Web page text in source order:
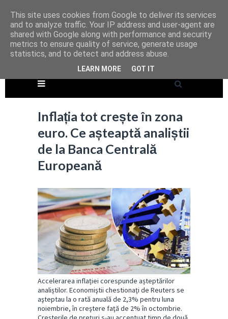
Inflația tot crește în zona
euro. Ce așteaptă analiștii
de la Banca Centrală
Europeană
Accelerarea inflației corespunde așteptărilor
analiștilor. Economiştii chestionaţi de Reuters se
aşteptau la o rată anuală de 2,3% pentru luna
noiembrie, în creştere faţă de 2% în octombrie.
This site uses cookies from Google to deliver its services
and to analyze traffic. Your IP address and user-agent are
shared with Google along with performance and security
metrics to ensure quality of service, generate usage
statistics, and to detect and address abuse.
LEARN MORE GOT IT